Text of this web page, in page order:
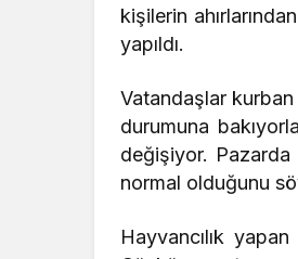
kişilerin
yapıldı.
Vatandaşlar kurban
durumuna
değişiyor. Pazarda
normal olduğunu
Hayvancılık